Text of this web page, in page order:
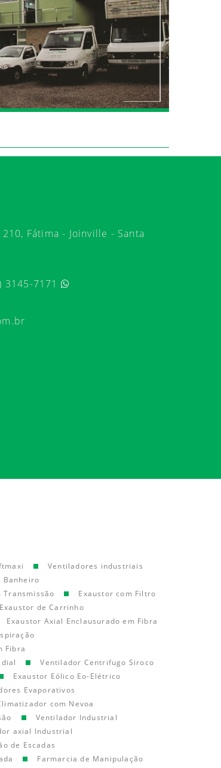
Fátima - Joinville - Santa
7171
Ventiladores industriais
Banheiro
Transmissão
Exaustor com Filtro
Exaustor de Carrinho
Exaustor Axial Enclausurado em Fibra
Fibra
Ventilador Centrifugo Siroco
Exaustor Eólico Eo-Elétrico
Evaporativos
com Nevoa
Ventilador Industrial
axial Industrial
de Escadas
Farmarcia de Manipulação